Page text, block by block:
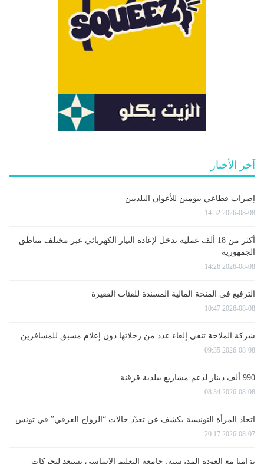
آخر الأخبار
إضراب قطاعي بيومين للأعوان البلديين
2026-08-08 14:52
أكثر من 18 ألف عملية تدخل لإعادة التيار الكهربائي عبر مختلف مناطق
الجمهورية
2026-08-08 14:26
الترفيع في المنحة المالية المسندة للفئات الفقيرة
2026-08-08 10:47
شركة الملاحة تنفي إلغاء عدد من رحلاتها دون إعلام مسبق للمسافرين
2026-08-08 09:35
990 ألف دينار لدعم مشاريع ببلدية قرقنة
2026-08-08 08:34
اتحاد المرأة التونسية يكشف عن تعدّد حالات “الزواج العرفي” في تونس
2026-08-07 20:17
تزامنا مع العودة المدرسية: جامعة التعليم الاساسي تستعد لتحركات